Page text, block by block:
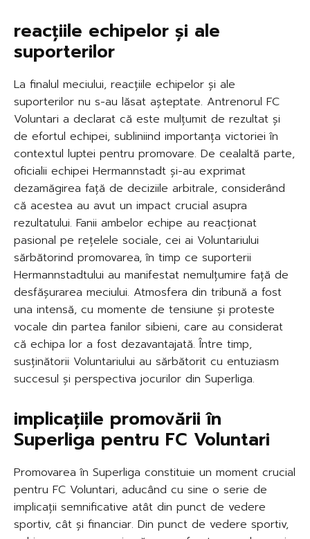
reacțiile echipelor și ale
suporterilor
La finalul meciului, reacțiile echipelor și ale
suporterilor nu s-au lăsat așteptate. Antrenorul FC
Voluntari a declarat că este mulțumit de rezultat și
de efortul echipei, subliniind importanța victoriei în
contextul luptei pentru promovare. De cealaltă parte,
oficialii echipei Hermannstadt și-au exprimat
dezamăgirea față de deciziile arbitrale, considerând
că acestea au avut un impact crucial asupra
rezultatului. Fanii ambelor echipe au reacționat
pasional pe rețelele sociale, cei ai Voluntariului
sărbătorind promovarea, în timp ce suporterii
Hermannstadtului au manifestat nemulțumire față de
desfășurarea meciului. Atmosfera din tribună a fost
una intensă, cu momente de tensiune și proteste
vocale din partea fanilor sibieni, care au considerat
că echipa lor a fost dezavantajată. Între timp,
susținătorii Voluntariului au sărbătorit cu entuziasm
succesul și perspectiva jocurilor din Superliga.
implicațiile promovării în
Superliga pentru FC Voluntari
Promovarea în Superliga constituie un moment crucial
pentru FC Voluntari, aducând cu sine o serie de
implicații semnificative atât din punct de vedere
sportiv, cât și financiar. Din punct de vedere sportiv,